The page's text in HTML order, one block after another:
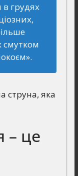
грудях
смутком
струна, яка
– це